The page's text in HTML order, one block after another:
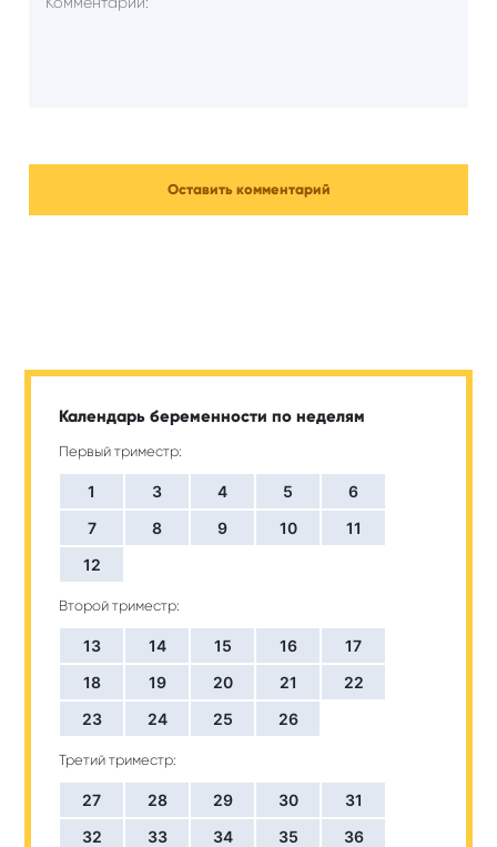
Календарь беременности по неделям
Первый триместр:
1 3 4 5
6
7
8 9 10
11
12
Второй триместр:
13 14 15 16
17
18
19 20 21
22
23
24 25 26
Третий триместр:
27 28 29 30
31
32
33 34 35
36